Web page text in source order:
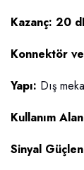
Kazanç: 20
Konnektör
Yapı: Dış
Kullanım
Sinyal